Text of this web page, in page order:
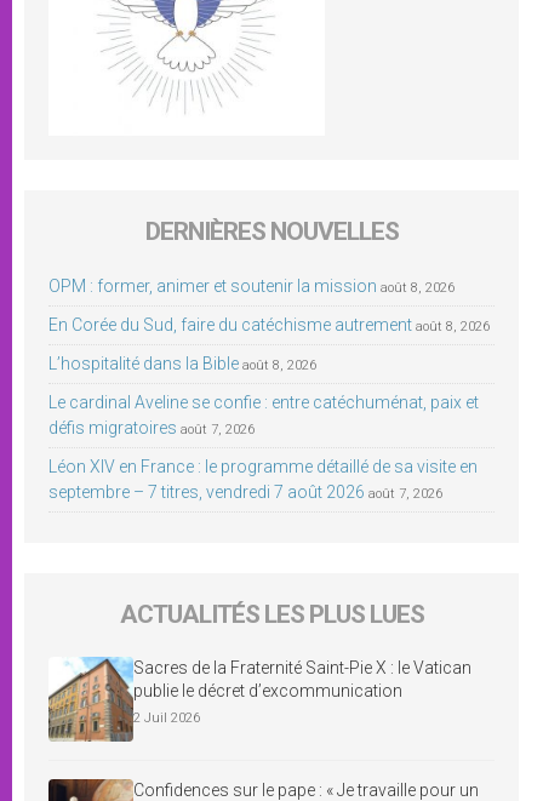
DERNIÈRES NOUVELLES
OPM : former, animer et soutenir la mission août 8, 2026
En Corée du Sud, faire du catéchisme autrement août 8, 2026
L’hospitalité dans la Bible août 8, 2026
Le cardinal Aveline se confie : entre catéchuménat, paix et
défis migratoires août 7, 2026
Léon XIV en France : le programme détaillé de sa visite en
septembre – 7 titres, vendredi 7 août 2026 août 7, 2026
ACTUALITÉS LES PLUS LUES
Sacres de la Fraternité Saint-Pie X : le Vatican
publie le décret d’excommunication
2 Juil 2026
Confidences sur le pape : « Je travaille pour un